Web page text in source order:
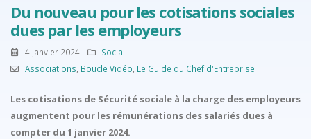
Du nouveau pour les cotisations sociales
dues par les employeurs
4 janvier 2024
Social
Associations Boucle Vidéo Le Guide du Chef d'Entreprise
Les cotisations de Sécurité sociale à la charge des employeurs
augmentent pour les rémunérations des salariés dues à
compter du 1 janvier 2024.